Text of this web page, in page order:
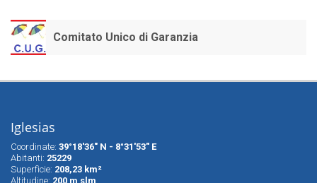
Comitato Unico di Garanzia
Iglesias
Coordinate: 39°18'36" N - 8°31'53" E
Abitanti: 25229
Superfìcie: 208,23 km²
Altitudine: 200 m slm